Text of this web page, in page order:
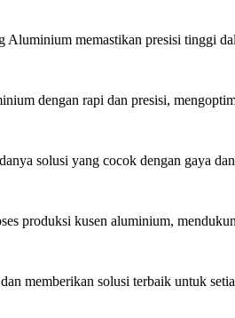
memastikan presisi tinggi
dengan rapi dan presisi,
solusi yang cocok dengan gaya
produksi kusen aluminium,
memberikan solusi terbaik untuk